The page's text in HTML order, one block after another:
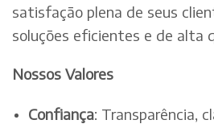
satisfação plena de seus
soluções eficientes e de alta
Nossos Valores
Confiança: Transparência,